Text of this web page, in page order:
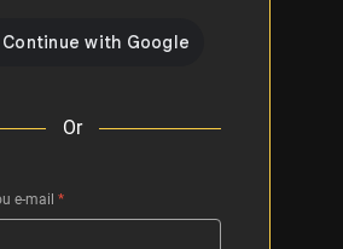
Or
e-mail *